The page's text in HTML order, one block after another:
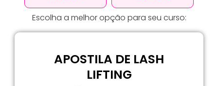
Escolha a melhor opção para seu curso:
APOSTILA DE LASH
LIFTING